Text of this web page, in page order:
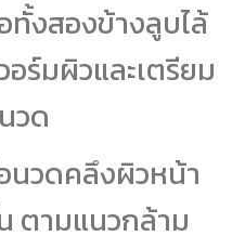
ทั้งสองข้างลูบไล้
ร์มผิวและเตรียม
วด
นวดคลึงผิวหน้า
ตามแนวกล้าม